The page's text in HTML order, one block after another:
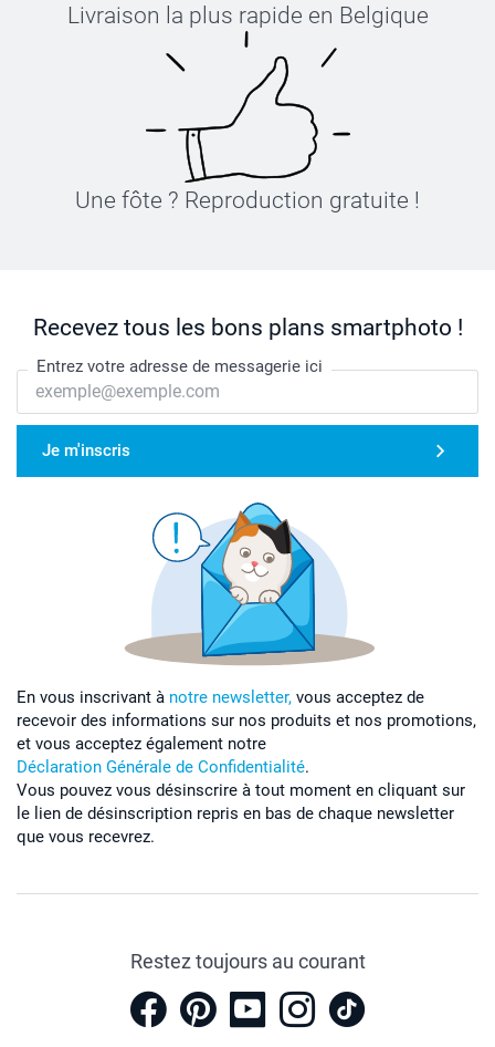
Livraison la plus rapide en Belgique
Une fôte ? Reproduction gratuite !
Recevez tous les bons plans smartphoto !
Entrez votre adresse de messagerie ici
Je m'inscris
En vous inscrivant à notre newsletter, vous acceptez de
recevoir des informations sur nos produits et nos promotions,
et vous acceptez également notre
Déclaration Générale de Confidentialité.
Vous pouvez vous désinscrire à tout moment en cliquant sur
le lien de désinscription repris en bas de chaque newsletter
que vous recevrez.
Restez toujours au courant